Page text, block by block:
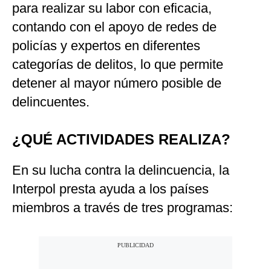
para realizar su labor con eficacia,
contando con el apoyo de redes de
policías y expertos en diferentes
categorías de delitos, lo que permite
detener al mayor número posible de
delincuentes.
¿QUÉ ACTIVIDADES REALIZA?
En su lucha contra la delincuencia, la
Interpol presta ayuda a los países
miembros a través de tres programas: